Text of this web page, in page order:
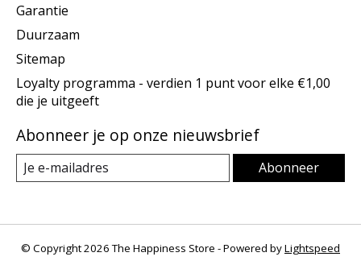
Garantie
Duurzaam
Sitemap
Loyalty programma - verdien 1 punt voor elke €1,00
die je uitgeeft
Abonneer je op onze nieuwsbrief
Abonneer
© Copyright 2026 The Happiness Store - Powered byLightspeed